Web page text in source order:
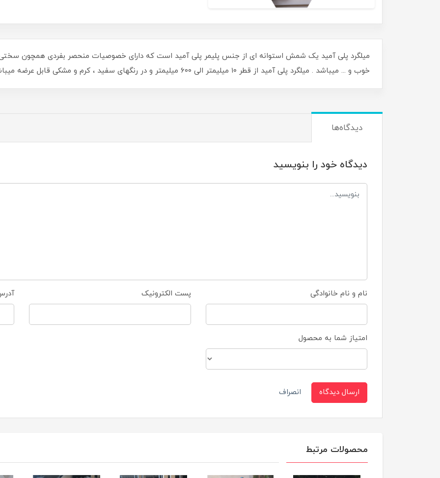
میلگرد پلی آمید یک شمش استوانه ای از جنس پلیمر پلی آمید است که دارای خصوصیات منحصر بفردی همچون سختی
خوب و ... میباشد . میلگرد پلی آمید از قطر ۱۰ میلیمتر الی ۶۰۰ میلیمتر و در رنگهای سفید ، کرم و مشکی قابل عرضه میباشد .
دیدگاه‌ها
دیدگاه خود را بنویسید
نام و نام خانوادگی پست الکترونیک
امتیاز شما به محصول
ارسال دیدگاه انصراف
محصولات مرتبط